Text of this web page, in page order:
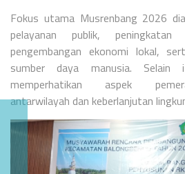
Fokus utama Musrenbang 2026
pelayanan publik, peningkatan
pengembangan ekonomi lokal,
sumber daya manusia. Selain
memperhatikan aspek
antarwilayah dan keberlanjutan